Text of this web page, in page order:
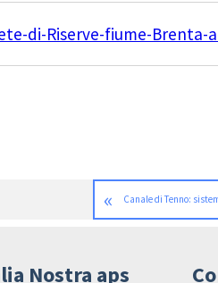
di-Riserve-fiume-
« Canale di Tenno:
Nostra aps